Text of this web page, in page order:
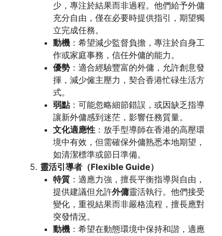
少，專注於結果而非過程。他們給予外傭
充分自由，僅在必要時提供指引，期望獨
立完成任務。
動機：希望減少監督負擔，專注於自身工
作或家庭事務，信任外傭的能力。
優勢：適合經驗豐富的外傭，允許創意發
揮，減少僱主壓力，契合香港忙碌生活方
式。
弱點：可能忽略細節錯誤，或因缺乏指導
讓新外傭感到迷茫，影響任務質量。
文化適應性：放手型導師在香港的高壓環
境中有效，但需確保外傭熟悉本地期望，
如清潔標準或節日準備。
靈活引導者（Flexible Guide）
特質：適應力強，擅長平衡指導與自由，
提供建議但允許外傭靈活執行。他們接受
變化，重視結果而非嚴格流程，擅長應對
突發情況。
動機：希望在動態環境中保持和諧，適應